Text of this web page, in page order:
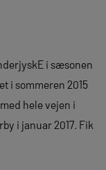
i sæsonen
i sommeren 2015
hele vejen i
i januar 2017. Fik